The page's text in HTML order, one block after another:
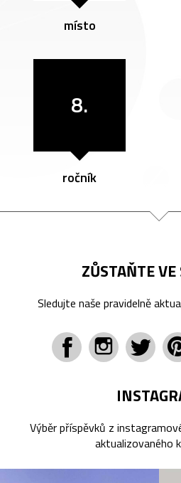
místo
8.
ročník
ZŮSTAŇTE VE
Sledujte naše pravidelně
Výběr příspěvků z
aktualizovaného